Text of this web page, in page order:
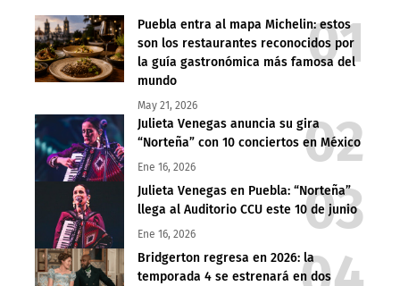
Puebla entra al mapa Michelin: estos
son los restaurantes reconocidos por
la guía gastronómica más famosa del
mundo
May 21, 2026
Julieta Venegas anuncia su gira
“Norteña” con 10 conciertos en México
Ene 16, 2026
Julieta Venegas en Puebla: “Norteña”
llega al Auditorio CCU este 10 de junio
Ene 16, 2026
Bridgerton regresa en 2026: la
temporada 4 se estrenará en dos